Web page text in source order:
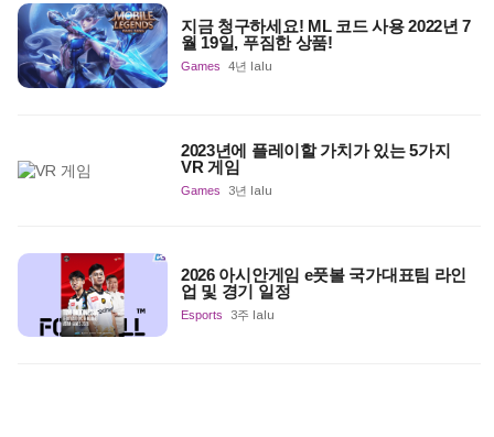
지금 청구하세요! ML 코드 사용 2022년 7
월 19일, 푸짐한 상품!
Games 4년 lalu
2023년에 플레이할 가치가 있는 5가지
VR 게임
Games 3년 lalu
2026 아시안게임 e풋볼 국가대표팀 라인
업 및 경기 일정
Esports 3주 lalu